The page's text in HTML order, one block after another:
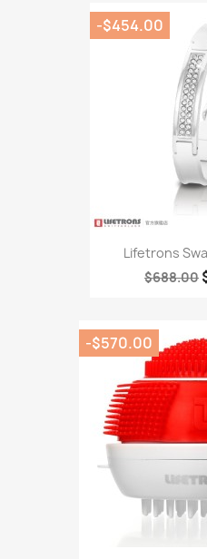
Lifetrons
$688.00
-$454.00
-$570.00